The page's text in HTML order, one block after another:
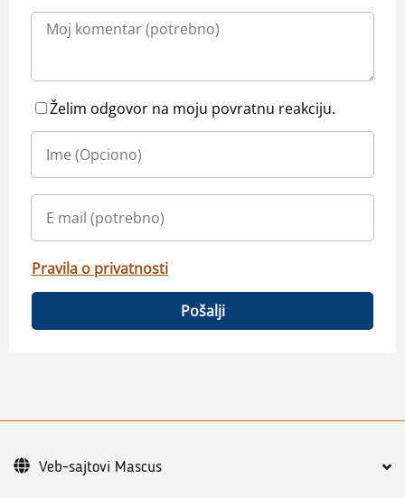
Želim odgovor na moju povratnu reakciju.
Pravila o privatnosti
Pošalji
Veb-sajtovi Mascus